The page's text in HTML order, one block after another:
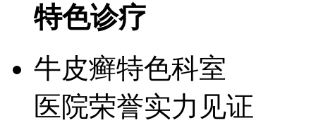
特色诊疗
牛皮癣特色科室
医院荣誉实力见证